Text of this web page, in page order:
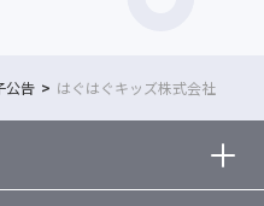
公告 はぐはぐキッズ株式会社